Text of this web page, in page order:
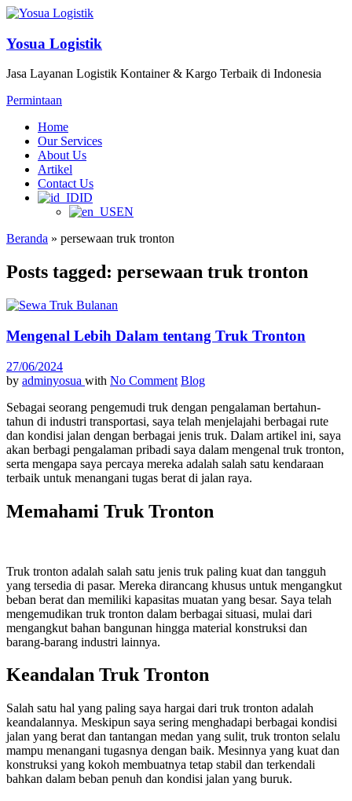
Yosua Logistik
Jasa Layanan Logistik Kontainer & Kargo Terbaik di Indonesia
Permintaan
Home
Our Services
About Us
Artikel
Contact Us
ID
EN
Beranda » persewaan truk tronton
Posts tagged: persewaan truk tronton
Mengenal Lebih Dalam tentang Truk Tronton
27/06/2024
by adminyosua with No Comment Blog
Sebagai seorang pengemudi truk dengan pengalaman bertahun-
tahun di industri transportasi, saya telah menjelajahi berbagai rute
dan kondisi jalan dengan berbagai jenis truk. Dalam artikel ini, saya
akan berbagi pengalaman pribadi saya dalam mengenal truk tronton,
serta mengapa saya percaya mereka adalah salah satu kendaraan
terbaik untuk menangani tugas berat di jalan raya.
Memahami Truk Tronton
Truk tronton adalah salah satu jenis truk paling kuat dan tangguh
yang tersedia di pasar. Mereka dirancang khusus untuk mengangkut
beban berat dan memiliki kapasitas muatan yang besar. Saya telah
mengemudikan truk tronton dalam berbagai situasi, mulai dari
mengangkut bahan bangunan hingga material konstruksi dan
barang-barang industri lainnya.
Keandalan Truk Tronton
Salah satu hal yang paling saya hargai dari truk tronton adalah
keandalannya. Meskipun saya sering menghadapi berbagai kondisi
jalan yang berat dan tantangan medan yang sulit, truk tronton selalu
mampu menangani tugasnya dengan baik. Mesinnya yang kuat dan
konstruksi yang kokoh membuatnya tetap stabil dan terkendali
bahkan dalam beban penuh dan kondisi jalan yang buruk.